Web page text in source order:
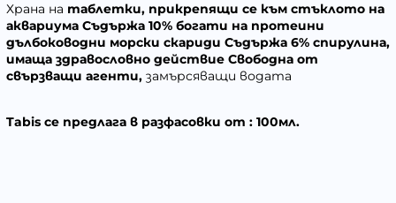
Храна на таблетки, прикрепящи се към стъклото на
аквариума Съдържа 10% богати на протеини
дълбоководни морски скариди Съдържа 6% спирулина,
имаща здравословно действие Свободна от
свързващи агенти, замърсяващи водата
Tabis се предлага в разфасовки от : 100мл.